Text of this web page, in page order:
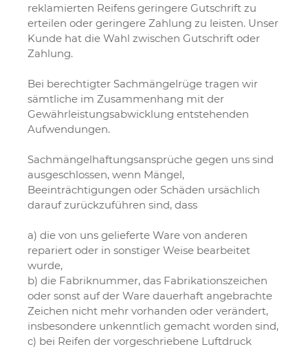
reklamierten Reifens geringere Gutschrift zu
erteilen oder geringere Zahlung zu leisten. Unser
Kunde hat die Wahl zwischen Gutschrift oder
Zahlung.
Bei berechtigter Sachmängelrüge tragen wir
sämtliche im Zusammenhang mit der
Gewährleistungsabwicklung entstehenden
Aufwendungen.
Sachmängelhaftungsansprüche gegen uns sind
ausgeschlossen, wenn Mängel,
Beeinträchtigungen oder Schäden ursächlich
darauf zurückzuführen sind, dass
a) die von uns gelieferte Ware von anderen
repariert oder in sonstiger Weise bearbeitet
wurde,
b) die Fabriknummer, das Fabrikationszeichen
oder sonst auf der Ware dauerhaft angebrachte
Zeichen nicht mehr vorhanden oder verändert,
insbesondere unkenntlich gemacht worden sind,
c) bei Reifen der vorgeschriebene Luftdruck